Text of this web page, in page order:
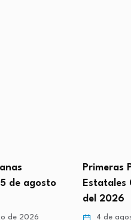
Primeras Planas
Estatales 04 de
del 2026
4 de agosto de